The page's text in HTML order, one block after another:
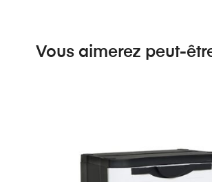
Vous aimerez peut-